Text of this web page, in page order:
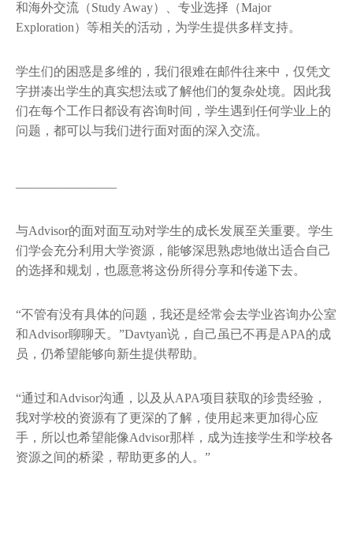
和海外交流（Study Away）、专业选择（Major
Exploration）等相关的活动，为学生提供多样支持。
学生们的困惑是多维的，我们很难在邮件往来中，仅凭文
字拼凑出学生的真实想法或了解他们的复杂处境。因此我
们在每个工作日都设有咨询时间，学生遇到任何学业上的
问题，都可以与我们进行面对面的深入交流。
————————
与Advisor的面对面互动对学生的成长发展至关重要。学生
们学会充分利用大学资源，能够深思熟虑地做出适合自己
的选择和规划，也愿意将这份所得分享和传递下去。
“不管有没有具体的问题，我还是经常会去学业咨询办公室
和Advisor聊聊天。”Davtyan说，自己虽已不再是APA的成
员，仍希望能够向新生提供帮助。
“通过和Advisor沟通，以及从APA项目获取的珍贵经验，
我对学校的资源有了更深的了解，使用起来更加得心应
手，所以也希望能像Advisor那样，成为连接学生和学校各
资源之间的桥梁，帮助更多的人。”